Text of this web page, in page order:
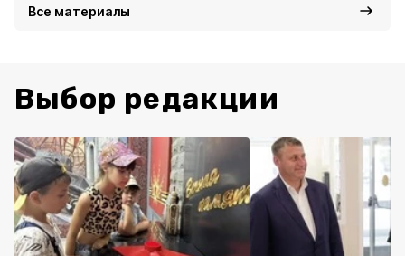
Все материалы
Выбор редакции